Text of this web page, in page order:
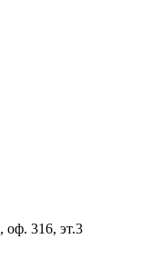
оф. 316, эт.3